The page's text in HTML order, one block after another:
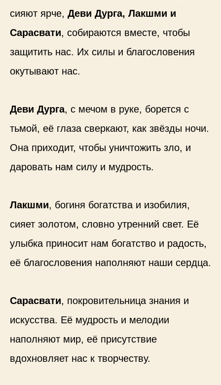
сияют ярче, Деви Дурга, Лакшми и
Сарасвати, собираются вместе, чтобы
защитить нас. Их силы и благословения
окутывают нас.
Деви Дурга, с мечом в руке, борется с
тьмой, её глаза сверкают, как звёзды ночи.
Она приходит, чтобы уничтожить зло, и
даровать нам силу и мудрость.
Лакшми, богиня богатства и изобилия,
сияет золотом, словно утренний свет. Её
улыбка приносит нам богатство и радость,
её благословения наполняют наши сердца.
Сарасвати, покровительница знания и
искусства. Её мудрость и мелодии
наполняют мир, её присутствие
вдохновляет нас к творчеству.